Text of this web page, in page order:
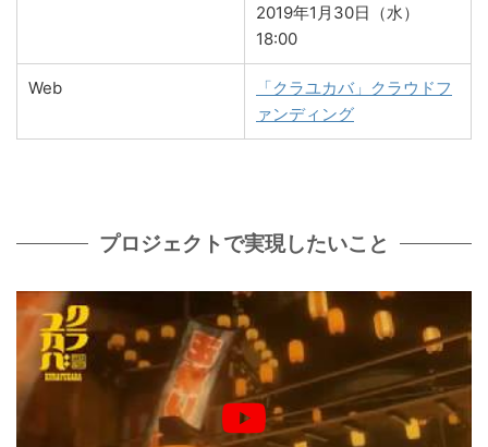
2019年1月30日（水）
18:00
Web
「クラユカバ」クラウドフ
ァンディング
プロジェクトで実現したいこと